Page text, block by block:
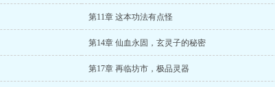
第11章 这本功法有点怪
第14章 仙血永固，玄灵子的秘密
第17章 再临坊市，极品灵器